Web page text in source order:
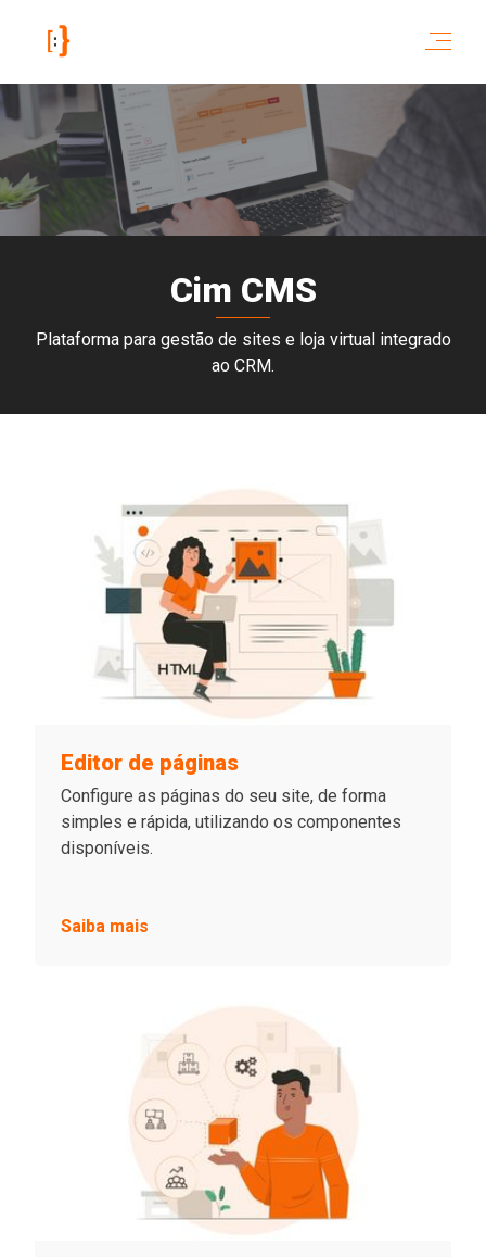
Cim CMS
Plataforma para gestão de sites e loja virtual integrado
ao CRM.
Editor de páginas
Configure as páginas do seu site, de forma
simples e rápida, utilizando os componentes
disponíveis.
Saiba mais